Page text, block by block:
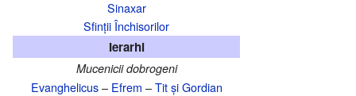
Sinaxar
Sfinții Închisorilor
Ierarhi
Mucenicii dobrogeni
Evanghelicus– Efrem –Tit și Gordian